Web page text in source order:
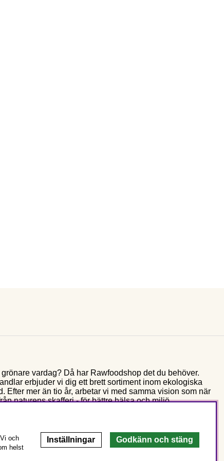
vardag? Då har Rawfoodshop det du behöver.
erbjuder vi dig ett brett sortiment inom ekologiska
Efter mer än tio år, arbetar vi med samma vision som när
naturens skafferi - för bättre hälsa och miljö.
och
helst
Inställningar Godkänn och stäng